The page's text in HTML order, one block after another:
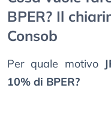
BPER? Il
Consob
Per quale motivo
10% di BPER?